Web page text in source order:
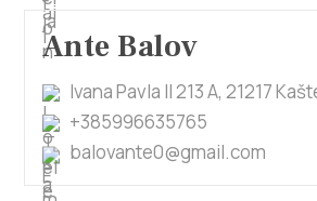
Ante Balov
Ivana Pavla II 213 A, 21217
+385996635765
balovante0@gmail.com